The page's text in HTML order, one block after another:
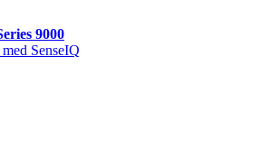
9000
SenseIQ